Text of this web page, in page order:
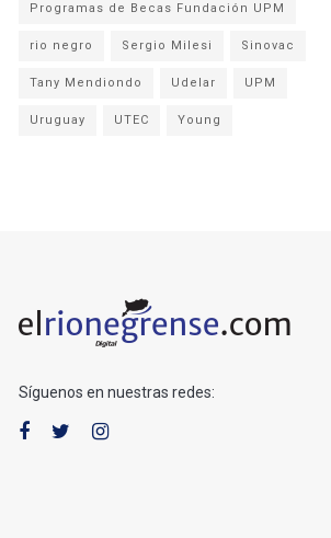
Programas de Becas Fundación UPM
rio negro Sergio Milesi Sinovac
Tany Mendiondo Udelar UPM
Uruguay UTEC Young
Síguenos en nuestras redes: